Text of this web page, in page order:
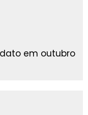
em outubro